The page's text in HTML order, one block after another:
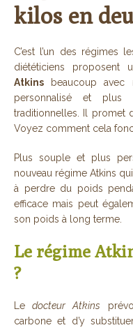
kilos en
C’est l’un des régimes
diététiciens proposent
Atkins beaucoup avec
personnalisé et plus
traditionnelles. Il promet
Voyez comment cela
Plus souple et plus
nouveau régime Atkins
à perdre du poids
efficace mais peut
son poids à long terme.
Le régime
?
Le docteur Atkins
carbone et d’y